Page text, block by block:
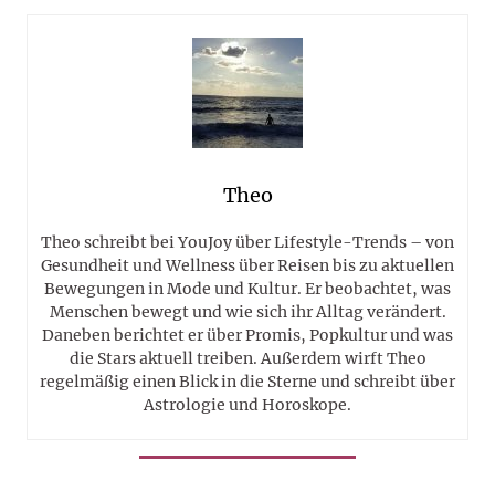
Theo
Theo schreibt bei YouJoy über Lifestyle-Trends – von
Gesundheit und Wellness über Reisen bis zu aktuellen
Bewegungen in Mode und Kultur. Er beobachtet, was
Menschen bewegt und wie sich ihr Alltag verändert.
Daneben berichtet er über Promis, Popkultur und was
die Stars aktuell treiben. Außerdem wirft Theo
regelmäßig einen Blick in die Sterne und schreibt über
Astrologie und Horoskope.